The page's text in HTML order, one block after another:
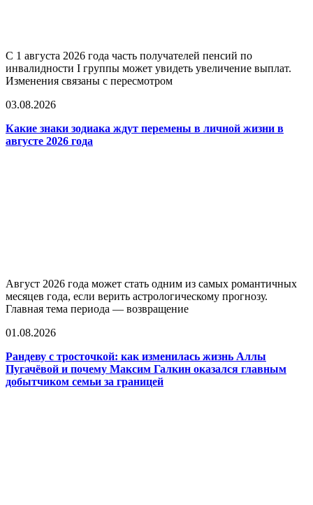
С 1 августа 2026 года часть получателей пенсий по
инвалидности I группы может увидеть увеличение выплат.
Изменения связаны с пересмотром
03.08.2026
Какие знаки зодиака ждут перемены в личной жизни в
августе 2026 года
Август 2026 года может стать одним из самых романтичных
месяцев года, если верить астрологическому прогнозу.
Главная тема периода — возвращение
01.08.2026
Рандеву с тросточкой: как изменилась жизнь Аллы
Пугачёвой и почему Максим Галкин оказался главным
добытчиком семьи за границей